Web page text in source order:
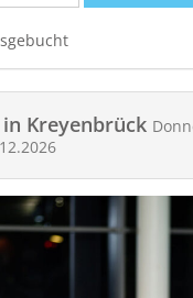
Kreyenbrück